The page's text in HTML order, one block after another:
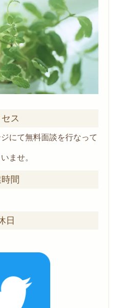
ス
にて無料面談を行なって
ませ。
間
日